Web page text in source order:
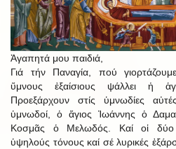
Ἀγαπητά μου παιδιά,
Γιά τήν Παναγία, πού
ὕμνους ἐξαίσιους ψάλλει ἡ
Προεξάρχουν στίς ὑμνωδίες
ὑμνωδοί, ὁ ἅγιος Ἰωάννης ὁ
Κοσμᾶς ὁ Μελωδός. Καί οἱ δύο
ὑψηλούς τόνους καί σέ λυρικές